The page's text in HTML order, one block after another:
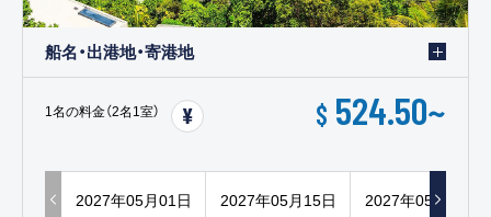
船名・出港地・寄港地
1名の料金（2名1室） $ 524.50~
2027年05月01日 2027年05月15日 2027年05月29日